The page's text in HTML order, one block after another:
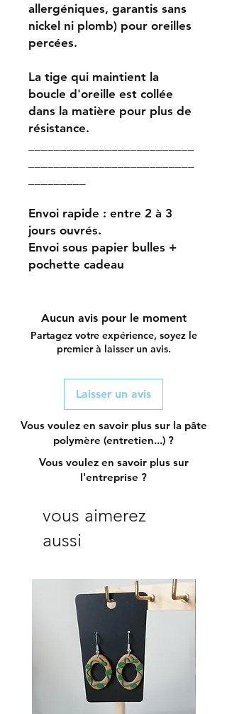
allergéniques, garantis sans
nickel ni plomb) pour oreilles
percées.
La tige qui maintient la
boucle d'oreille est collée
dans la matière pour plus de
résistance.
Envoi rapide : entre 2 à 3
jours ouvrés.
Envoi sous papier bulles +
pochette cadeau
Aucun avis pour le moment
Partagez votre expérience, soyez le
premier à laisser un avis.
Laisser un avis
Vous voulez en savoir plus sur la pâte
polymère (entretien...) ?
Vous voulez en savoir plus sur
l'entreprise ?
vous aimerez
aussi